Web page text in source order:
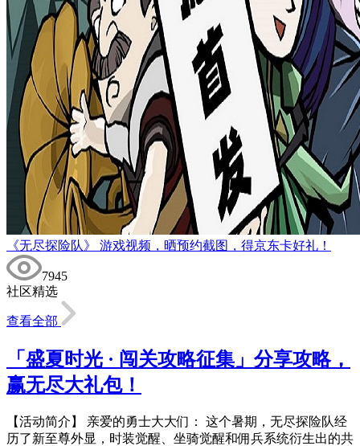
《无尽探险队》 游戏视频，晒预约截图，得京东卡好礼！
7945
社区精选
查看全部
「盛夏时光 · 闯关攻略征集」分享攻略，
赢无尽大礼包！
【活动简介】 亲爱的勇士大大们： 这个暑期，无尽探险队经
历了新至尊外显，时装觉醒、坐骑觉醒和佣兵系统衍生出的共